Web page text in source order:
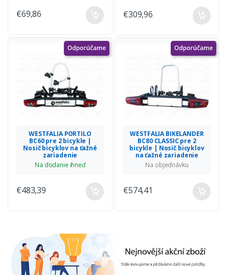
€69,86 €309,96
WESTFALIA PORTILO
BC60 pre 2 bicykle |
Nosič bicyklov na ťažné
zariadenie
Na dodanie ihneď
€483,39
WESTFALIA BIKELANDER
BC80 CLASSIC pre 2
bicykle | Nosič bicyklov
na ťažné zariadenie
Na objednávku
€574,41